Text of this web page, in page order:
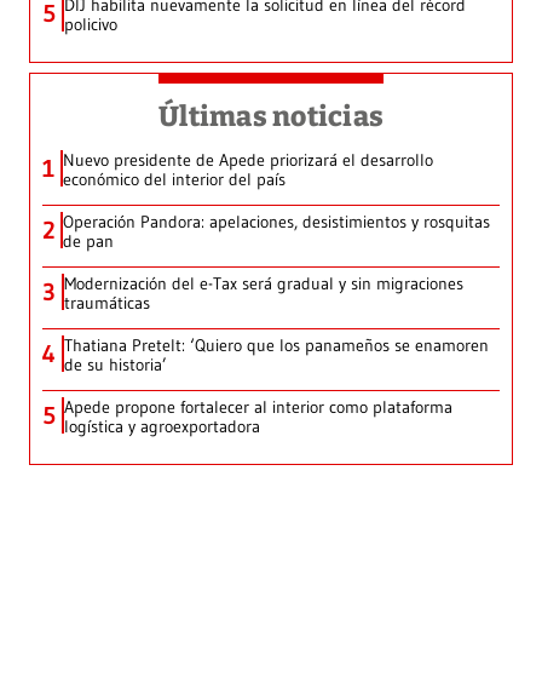
5 policivo
Últimas noticias
1 Nuevo presidente de Apede priorizará el desarrollo
económico del interior del país
2 Operación Pandora: apelaciones, desistimientos y rosquitas
de pan
3 Modernización del e-Tax será gradual y sin migraciones
traumáticas
4 Thatiana Pretelt: ‘Quiero que los panameños se enamoren
de su historia’
5 Apede propone fortalecer al interior como plataforma
logística y agroexportadora